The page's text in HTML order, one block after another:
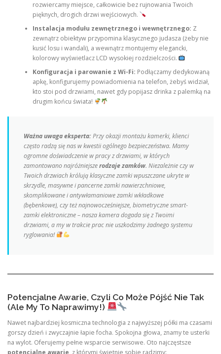
rozwiercamy miejsce, całkowicie bez rujnowania Twoich
pięknych, drogich drzwi wejściowych.
Instalacja modułu zewnętrznego i wewnętrznego: Z
zewnątrz obiektyw przypomina klasycznego judasza (żeby nie
kusić losu i wandali), a wewnątrz montujemy elegancki,
kolorowy wyświetlacz LCD wysokiej rozdzielczości.
Konfiguracja i parowanie z Wi-Fi: Podłączamy dedykowaną
apkę, konfigurujemy powiadomienia na telefon, żebyś widział,
kto stoi pod drzwiami, nawet gdy popijasz drinka z palemką na
drugim końcu świata!
Ważna uwaga eksperta:Przy okazji montażu kamerki, klienci
często radzą się nas w kwestii ogólnego bezpieczeństwa. Mamy
ogromne doświadczenie w pracy z drzwiami, w których
zamontowano najróżniejszerodzaje zamków. Niezależnie czy w
Twoich drzwiach królują klasycznezamki wpuszczaneukryte w
skrzydle, masywne i pancernezamki nawierzchniowe,
skomplikowane i antywłamaniowezamki wkładkowe
(bębenkowe), czy też najnowocześniejsze, biometrycznesmart-
zamki elektroniczne– nasza kamera dogada się z Twoimi
drzwiami, a my w trakcie prac nie uszkodzimy żadnego systemu
ryglowania!
Potencjalne Awarie, Czyli Co Może Pójść Nie Tak
(Ale My To Naprawimy!)
Nawet najbardziej kosmiczna technologia z najwyższej półki ma czasami
gorszy dzień i zwyczajnie łapie focha. Spokojna głowa, znamy te usterki
na wylot. Oferujemy pełne wsparcie serwisowe. Oto najczęstsze